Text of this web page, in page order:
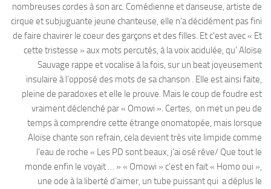
nombreuses cordes à son arc. Comédienne et danseuse, artiste de
cirque et subjuguante jeune chanteuse, elle n’a décidément pas fini
de faire chavirer le coeur des garçons et des filles. Et c’est avec « Et
cette tristesse » aux mots percutés, à la voix acidulée, qu’ Aloïse
Sauvage rappe et vocalise à la fois, sur un beat joyeusement
insulaire à l’opposé des mots de sa chanson . Elle est ainsi faite,
pleine de paradoxes et elle le prouve. Mais le coup de foudre est
vraiment déclenché par « Omowi ». Certes, on met un peu de
temps à comprendre cette étrange onomatopée, mais lorsque
Aloïse chante son refrain, cela devient très vite limpide comme
l’eau de roche « Les PD sont beaux, j’ai osé rêve/ Que tout le
monde enfin le voyait … » « Omowi » c’est en fait « Homo oui »,
une ode à la liberté d’aimer, un tube puissant qui a déplus le